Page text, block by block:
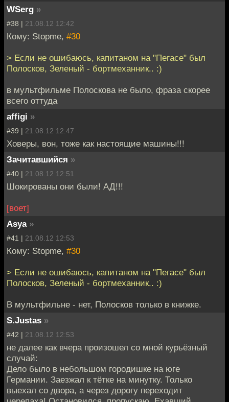
WSerg »
#38 | 21.08.12 12:42
Кому: Stopme, #30
> Если не ошибаюсь, капитаном на "Пегасе" был
Полосков, Зеленый - бортмеханник.. :)
в мультфильме Полоскова не было, фраза скорее
всего оттуда
affigi »
#39 | 21.08.12 12:47
Ховеры, вон, тоже как настоящие машины!!!
Зачитавшийся »
#40 | 21.08.12 12:51
Шокированы они были! АД!!!
[воет]
Asya »
#41 | 21.08.12 12:53
Кому: Stopme, #30
> Если не ошибаюсь, капитаном на "Пегасе" был
Полосков, Зеленый - бортмеханник.. :)
В мультфильне - нет, Полосков только в книжке.
S.Justas »
#42 | 21.08.12 12:53
не далее как вчера произошел со мной курьёзный
случай:
Дело было в небольшом городишке на юге
Германии. Заезжал к тётке на минутку. Только
выехал со двора, а через дорогу переходит